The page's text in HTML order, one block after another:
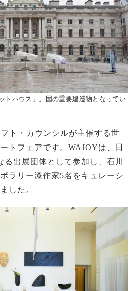
トハウス」。国の重要建造物となってい
ト・カウンシルが主催する世
トフェアです。WAJOYは、日
出展団体として参加し、石川
ラリー漆作家5名をキュレーシ
した。